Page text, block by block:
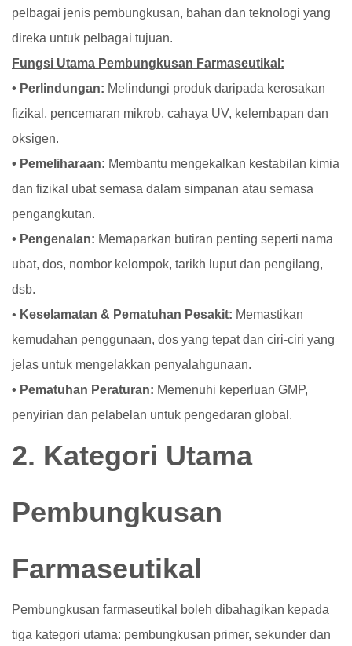
pelbagai jenis pembungkusan, bahan dan teknologi yang
direka untuk pelbagai tujuan.
Fungsi Utama Pembungkusan Farmaseutikal:
• Perlindungan: Melindungi produk daripada kerosakan
fizikal, pencemaran mikrob, cahaya UV, kelembapan dan
oksigen.
• Pemeliharaan: Membantu mengekalkan kestabilan kimia
dan fizikal ubat semasa dalam simpanan atau semasa
pengangkutan.
• Pengenalan: Memaparkan butiran penting seperti nama
ubat, dos, nombor kelompok, tarikh luput dan pengilang,
dsb.
• Keselamatan & Pematuhan Pesakit: Memastikan
kemudahan penggunaan, dos yang tepat dan ciri-ciri yang
jelas untuk mengelakkan penyalahgunaan.
• Pematuhan Peraturan: Memenuhi keperluan GMP,
penyirian dan pelabelan untuk pengedaran global.
2. Kategori Utama
Pembungkusan
Farmaseutikal
Pembungkusan farmaseutikal boleh dibahagikan kepada
tiga kategori utama: pembungkusan primer, sekunder dan